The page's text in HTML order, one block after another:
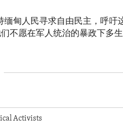
缅甸人民寻求自由民主，呼吁
不愿在军人统治的暴政下多
Activists